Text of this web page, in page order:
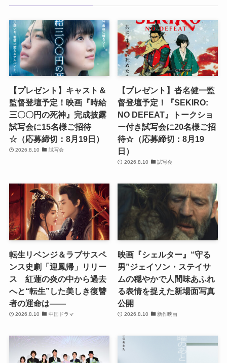
【プレゼント】キャスト＆
監督登壇予定！映画『時給
三〇〇円の死神』完成披露
試写会に15名様ご招待
☆（応募締切：8月19日）
2026.8.10 試写会
【プレゼント】沓名健一監
督登壇予定！『SEKIRO:
NO DEFEAT』トークショ
ー付き試写会に20名様ご招
待☆（応募締切：8月19
日）
2026.8.10 試写会
転生リベンジ＆ラブサスペ
ンス史劇「迎鳳帰」リリー
ス 紅蓮の炎の中から過去
へと“転生”した美しき復讐
者の運命は――
2026.8.10 中国ドラマ
映画『シェルター』“守る
男”ジェイソン・ステイサ
ムの穏やかで人間味あふれ
る表情を捉えた新場面写真
公開
2026.8.10 新作映画